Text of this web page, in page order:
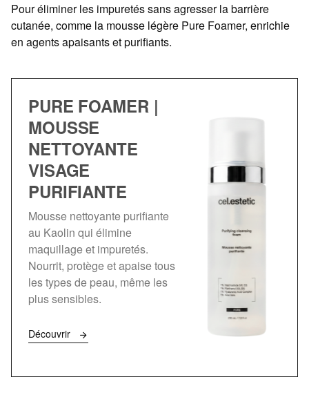
Pour éliminer les impuretés sans agresser la barrière
cutanée, comme la mousse légère Pure Foamer, enrichie
en agents apaisants et purifiants.
PURE FOAMER |
MOUSSE
NETTOYANTE
VISAGE
PURIFIANTE
Mousse nettoyante purifiante
au Kaolin qui élimine
maquillage et impuretés.
Nourrit, protège et apaise tous
les types de peau, même les
plus sensibles.
Découvrir